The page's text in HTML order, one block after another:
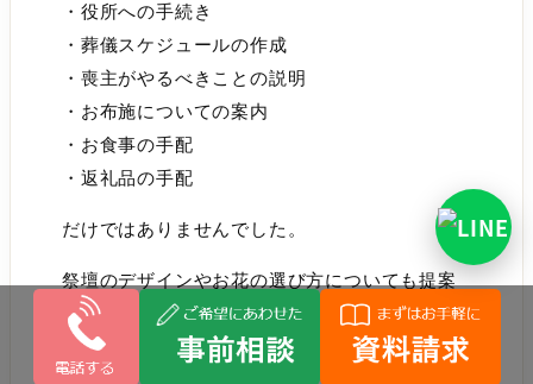
・役所への手続き
・葬儀スケジュールの作成
・喪主がやるべきことの説明
・お布施についての案内
・お食事の手配
・返礼品の手配
だけではありませんでした。
祭壇のデザインやお花の選び方についても提案
していただき、母らしい祭壇を作ることができ
ました。